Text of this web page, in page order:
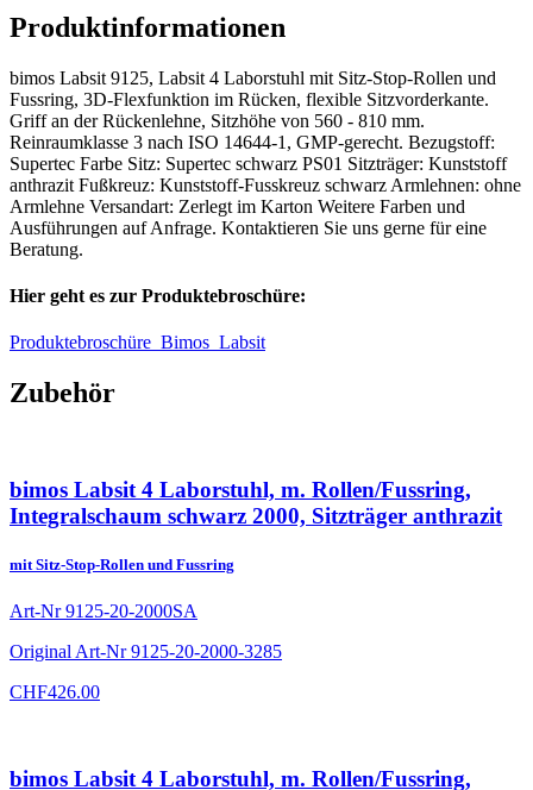
Produktinformationen
bimos Labsit 9125, Labsit 4 Laborstuhl mit Sitz-Stop-Rollen und
Fussring, 3D-Flexfunktion im Rücken, flexible Sitzvorderkante.
Griff an der Rückenlehne, Sitzhöhe von 560 - 810 mm.
Reinraumklasse 3 nach ISO 14644-1, GMP-gerecht. Bezugstoff:
Supertec Farbe Sitz: Supertec schwarz PS01 Sitzträger: Kunststoff
anthrazit Fußkreuz: Kunststoff-Fusskreuz schwarz Armlehnen: ohne
Armlehne Versandart: Zerlegt im Karton Weitere Farben und
Ausführungen auf Anfrage. Kontaktieren Sie uns gerne für eine
Beratung.
Hier geht es zur Produktebroschüre:
Produktebroschüre_Bimos_Labsit
Zubehör
bimos Labsit 4 Laborstuhl, m. Rollen/Fussring,
Integralschaum schwarz 2000, Sitzträger anthrazit
mit Sitz-Stop-Rollen und Fussring
Art-Nr9125-20-2000SA
Original Art-Nr9125-20-2000-3285
CHF426.00
bimos Labsit 4 Laborstuhl, m. Rollen/Fussring,